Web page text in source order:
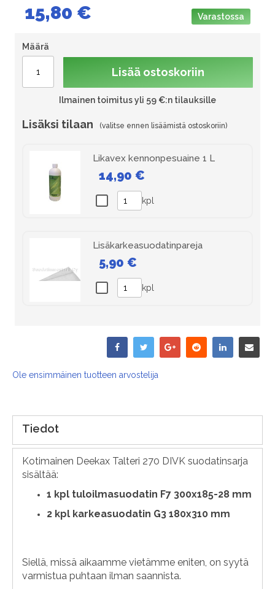
15,80 € Varastossa
Määrä
Lisää ostoskoriin
Ilmainen toimitus yli 59 €:n tilauksille
Lisäksi tilaan
Likavex kennonpesuaine 1 L
14,90 €
kpl
Lisäkarkeasuodatinpareja
5,90 €
kpl
Ole ensimmäinen tuotteen arvostelija
Tiedot
Kotimainen Deekax Talteri 270 DIVK suodatinsarja
sisältää:
1 kpl tuloilmasuodatin F7 300x185-28 mm
2 kpl karkeasuodatin G3 180x310 mm
Siellä, missä aikaamme vietämme eniten, on syytä
varmistua puhtaan ilman saannista.